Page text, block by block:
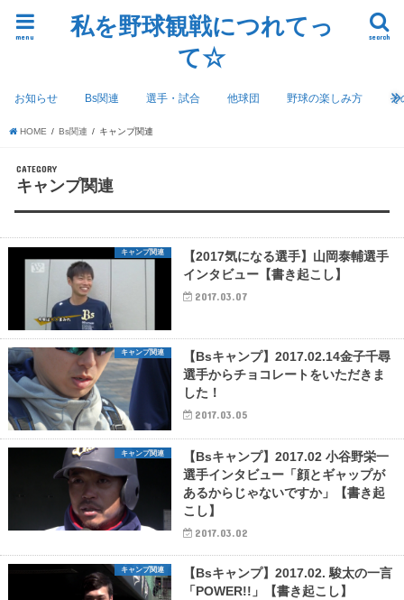
私を野球観戦につれてっ
て☆
search
menu
お知らせ Bs関連 選手・試合 他球団 野球の楽しみ方 そ
HOME Bs関連 キャンプ関連
CATEGORY
キャンプ関連
キャンプ関連
【2017気になる選手】山岡泰輔選手
インタビュー【書き起こし】
2017.03.07
キャンプ関連
【Bsキャンプ】2017.02.14金子千尋
選手からチョコレートをいただきま
した！
2017.03.05
キャンプ関連
【Bsキャンプ】2017.02 小谷野栄一
選手インタビュー「顔とギャップが
あるからじゃないですか」【書き起
こし】
2017.03.02
キャンプ関連
【Bsキャンプ】2017.02. 駿太の一言
「POWER!!」【書き起こし】